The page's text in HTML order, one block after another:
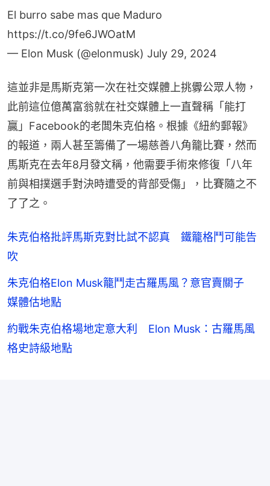
El burro sabe mas que Maduro
https://t.co/9fe6JWOatM
— Elon Musk (@elonmusk) July 29, 2024
這並非是馬斯克第一次在社交媒體上挑釁公眾人物，
此前這位億萬富翁就在社交媒體上一直聲稱「能打
贏」Facebook的老闆朱克伯格。根據《紐約郵報》
的報道，兩人甚至籌備了一場慈善八角籠比賽，然而
馬斯克在去年8月發文稱，他需要手術來修復「八年
前與相撲選手對決時遭受的背部受傷」，比賽隨之不
了了之。
朱克伯格批評馬斯克對比試不認真 鐵籠格鬥可能告
吹
朱克伯格Elon Musk籠鬥走古羅馬風？意官賣關子
媒體估地點
約戰朱克伯格場地定意大利 Elon Musk：古羅馬風
格史詩級地點